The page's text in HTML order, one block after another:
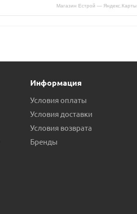
Магазин Естрой — Яндекс.Карты
Информация
Условия оплаты
Условия доставки
Условия возврата
Бренды